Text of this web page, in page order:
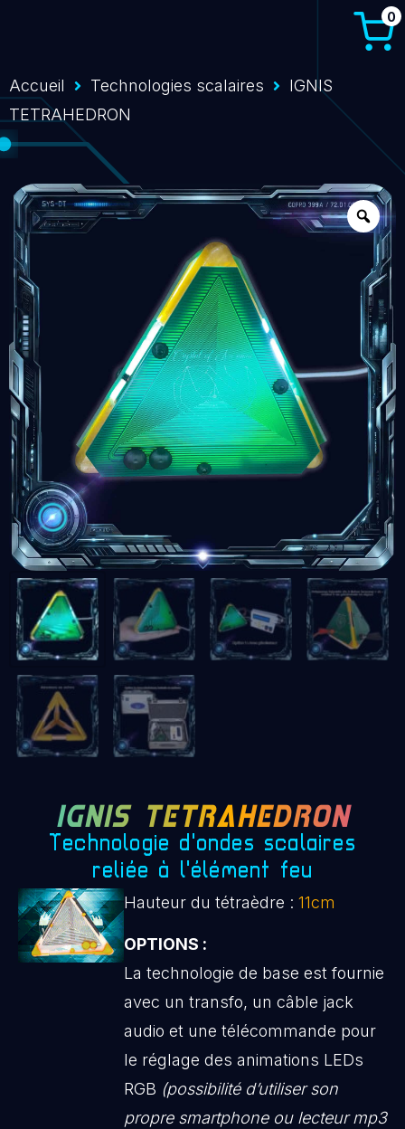
0
Accueil Technologies scalaires
IGNIS
TETRAHEDRON
IGNIS TETRAHEDRON
Technologie d'ondes scalaires
reliée à l'élément feu
Hauteur du tétraèdre : 11cm
OPTIONS :
La technologie de base est fournie
avec un transfo, un câble jack
audio et une télécommande pour
le réglage des animations LEDs
RGB (possibilité d’utiliser son
propre smartphone ou lecteur mp3